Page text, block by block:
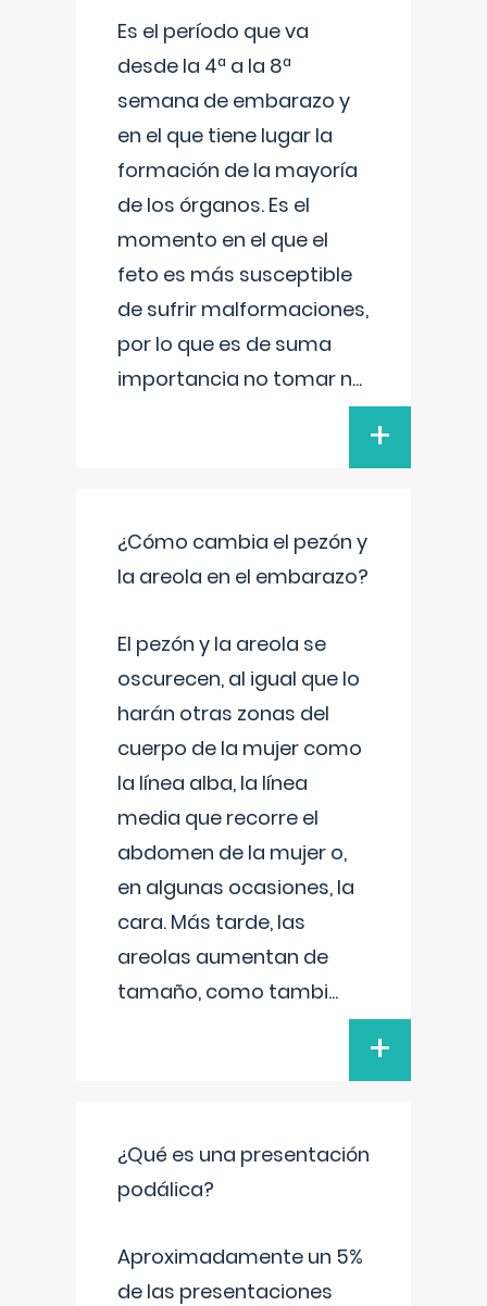
Es el período que va
desde la 4ª a la 8ª
semana de embarazo y
en el que tiene lugar la
formación de la mayoría
de los órganos. Es el
momento en el que el
feto es más susceptible
de sufrir malformaciones,
por lo que es de suma
importancia no tomar n...
+
¿Cómo cambia el pezón y
la areola en el embarazo?
El pezón y la areola se
oscurecen, al igual que lo
harán otras zonas del
cuerpo de la mujer como
la línea alba, la línea
media que recorre el
abdomen de la mujer o,
en algunas ocasiones, la
cara. Más tarde, las
areolas aumentan de
tamaño, como tambi...
+
¿Qué es una presentación
podálica?
Aproximadamente un 5%
de las presentaciones